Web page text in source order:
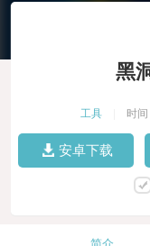
黑
工具 时
安卓下载